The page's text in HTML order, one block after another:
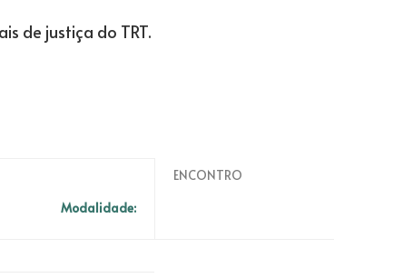
de justiça do TRT.
Modalidade:
ENCONTRO